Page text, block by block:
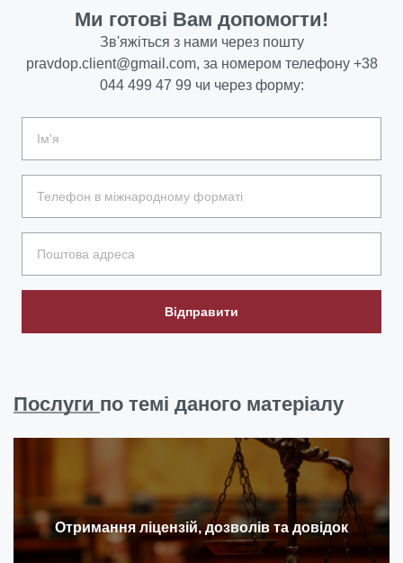
Ми готові Вам допомогти!
Зв'яжіться з нами через пошту
pravdop.client@gmail.com, за номером телефону +38
044 499 47 99 чи через форму:
Відправити
Послуги по темі даного матеріалу
Отримання ліцензій, дозволів та довідок